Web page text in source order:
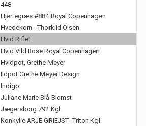
448
Hjertegræs #884 Royal Copenhagen
Hvedekorn - Thorkild Olsen
Hvid Riflet
Hvid Vild Rose Royal Copenhagen
Hvidpot, Grethe Meyer
Ildpot Grethe Meyer Design
Indigo
Juliane Marie Blå Blomst
Jægersborg 792 Kgl.
Konkylie ARJE GRIEJST -Triton Kgl.